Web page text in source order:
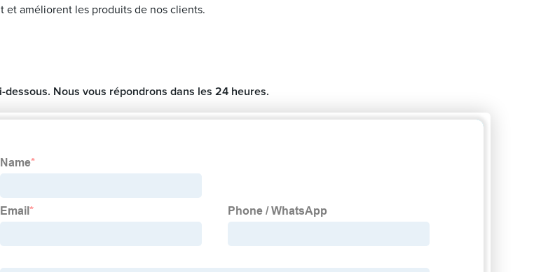
améliorent les produits de nos clients.
Nous vous répondrons dans les 24 heures.